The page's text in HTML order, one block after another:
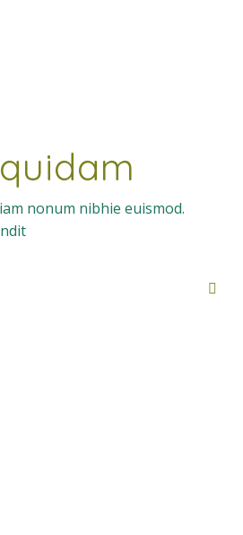
nonum nibhie euismod.